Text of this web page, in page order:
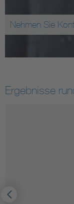
Nehmen Sie
Ergebnisse